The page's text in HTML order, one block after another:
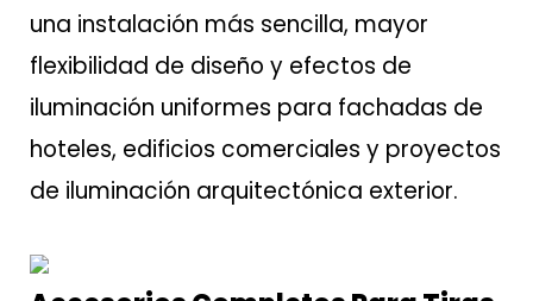
una instalación más sencilla, mayor
flexibilidad de diseño y efectos de
iluminación uniformes para fachadas de
hoteles, edificios comerciales y proyectos
de iluminación arquitectónica exterior.